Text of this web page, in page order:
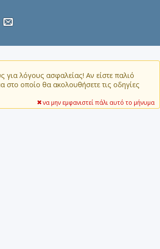
για λόγους ασφαλείας! Αν είστε παλιό
στο οποίο θα ακολουθήσετε τις οδηγίες
να μην εμφανιστεί πάλι αυτό το μήνυμα